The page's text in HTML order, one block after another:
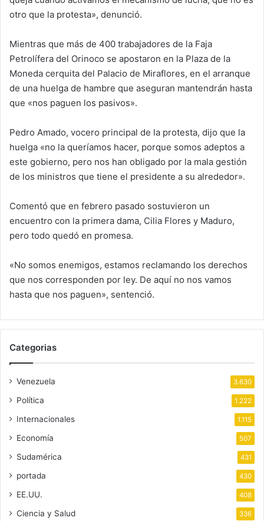
otro que la protesta», denunció.
Mientras que más de 400 trabajadores de la Faja
Petrolífera del Orinoco se apostaron en la Plaza de la
Moneda cerquita del Palacio de Miraflores, en el arranque
de una huelga de hambre que aseguran mantendrán hasta
que «nos paguen los pasivos».
Pedro Amado, vocero principal de la protesta, dijo que la
huelga «no la queríamos hacer, porque somos adeptos a
este gobierno, pero nos han obligado por la mala gestión
de los ministros que tiene el presidente a su alrededor».
Comentó que en febrero pasado sostuvieron un
encuentro con la primera dama, Cilia Flores y Maduro,
pero todo quedó en promesa.
«No somos enemigos, estamos reclamando los derechos
que nos corresponden por ley. De aquí no nos vamos
hasta que nos paguen», sentenció.
Categorias
Venezuela 3.630
Política 1.222
Internacionales 1.115
Economía 507
Sudamérica 431
portada 430
EE.UU. 408
Ciencia y Salud 336